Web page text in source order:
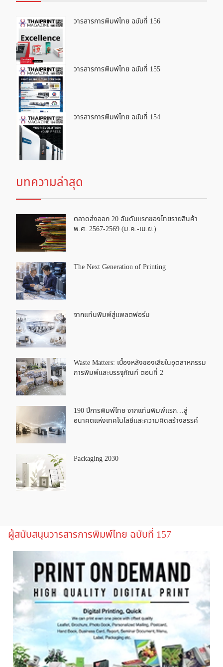
วารสารการพิมพ์ไทย ฉบับที่ 156
วารสารการพิมพ์ไทย ฉบับที่ 155
วารสารการพิมพ์ไทย ฉบับที่ 154
บทความล่าสุด
ตลาดส่งออก 20 อันดับแรกของไทยรายสินค้า
พ.ศ. 2567-2569 (ม.ค.-เม.ย.)
The Next Generation of Printing
จากแท่นพิมพ์สู่แพลตฟอร์ม
Waste Matters: เบื้องหลังของเสียในอุตสาหกรรม
การพิมพ์และบรรจุภัณฑ์ ตอนที่ 2
190 ปีการพิมพ์ไทย จากแท่นพิมพ์แรก…สู่
อนาคตแห่งเทคโนโลยีและความคิดสร้างสรรค์
Packaging 2030
ผู้สนับสนุนวารสารการพิมพ์ไทย ฉบับที่ 157